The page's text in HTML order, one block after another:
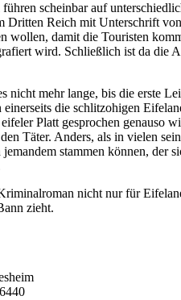
scheinbar auf
Dritten Reich mit Unterschrift
wollen, damit die Touristen
wird. Schließlich ist da die
nicht mehr lange, bis die erste
die schlitzohigen
Platt gesprochen genauso
Täter. Anders, als in vielen
stammen können, der
nicht nur für
zieht.